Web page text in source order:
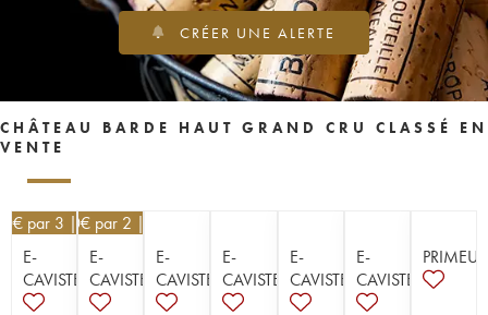
CRÉER UNE ALERTE
CHÂTEAU BARDE HAUT GRAND CRU CLASSÉ EN
VENTE
€ par 3 | -10%
E-
CAVISTE
58,50€ par 2 | -10%
E-
CAVISTE
E-
CAVISTE
E-
CAVISTE
E-
CAVISTE
E-
CAVISTE
PRIMEUR